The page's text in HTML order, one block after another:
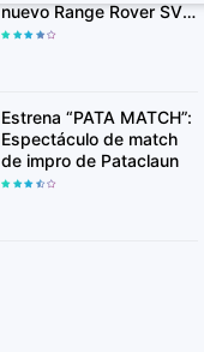
nuevo Range Rover SV
Ultra en Monterey Car
Estrena “PATA MATCH”:
Espectáculo de match
de impro de Pataclaun